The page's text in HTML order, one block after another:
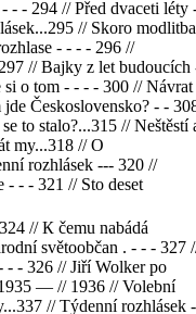
- - 294 // Před dvaceti léty
// Skoro modlitba
- - - - 296 //
// Bajky z let budoucích
o tom - - - - 300 // Návrat
Československo? - -
to stalo?...315 // Neštěstí
my...318 // O
rozhlásek --- 320 //
- - - 321 // Sto deset
// К čemu nabádá
světoobčan . - - - 327
- - 326 // Jiří Wolker po
— // 1936 // Volební
// Týdenní rozhlásek